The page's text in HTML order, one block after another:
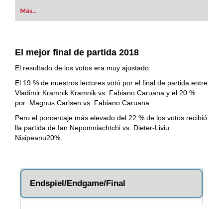
your first steps into the world of club chess, or
already playing at a tournament level: with
FRITZ, you can train more efficiently,
Más...
El mejor final de partida 2018
El resultado de los votos era muy ajustado:
El 19 % de nuestros lectores votó por el final de partida entre
Vladimir Kramnik Kramnik vs. Fabiano Caruana y el 20 %
por Magnus Carlsen vs. Fabiano Caruana.
Pero el porcentaje más elevado del 22 % de los votos recibió
lla partida de Ian Nepomniachtchi vs. Dieter-Liviu
Nisipeanu20%.
Endspiel/Endgame/Final